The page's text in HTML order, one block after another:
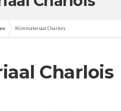
Klimmateriaal Charlois
Charlois